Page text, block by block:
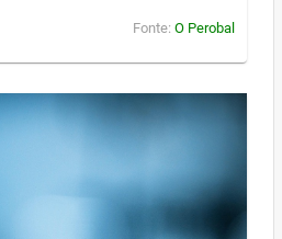
Fonte: O Perobal